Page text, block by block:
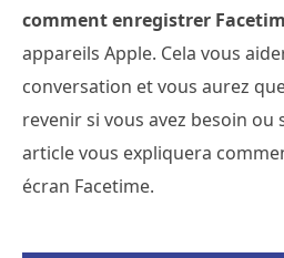
comment enregistrer
appareils Apple. Cela vous
conversation et vous aurez
revenir si vous avez besoin ou
article vous expliquera
écran Facetime.